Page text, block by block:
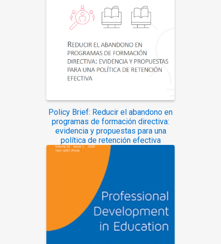
Policy Brief: Reducir el abandono en
programas de formación directiva:
evidencia y propuestas para una
política de retención efectiva